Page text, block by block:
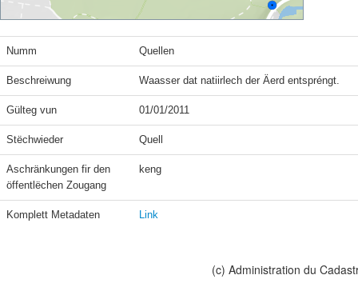
Numm Quellen
Beschreiwung Waasser dat natiirlech der Äerd entspréngt.
Gülteg vun 01/01/2011
Stëchwieder Quell
Aschränkungen fir den
öffentlëchen Zougang
keng
Komplett Metadaten Link
(c) Administration du